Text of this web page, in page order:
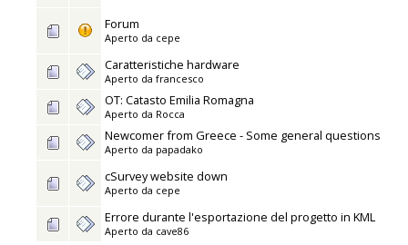
Forum
Aperto da cepe
Caratteristiche hardware
Aperto da francesco
OT: Catasto Emilia Romagna
Aperto da Rocca
Newcomer from Greece - Some general questions
Aperto da papadako
cSurvey website down
Aperto da cepe
Errore durante l'esportazione del progetto in KML
Aperto da cave86